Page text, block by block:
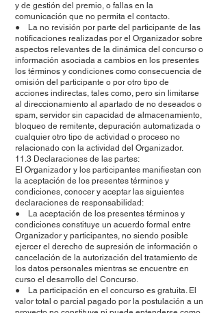
y de gestión del premio, o fallas en la
comunicación que no permita el contacto.
● La no revisión por parte del participante de las
notificaciones realizadas por el Organizador sobre
aspectos relevantes de la dinámica del concurso o
información asociada a cambios en los presentes
los términos y condiciones como consecuencia de
omisión del participante o por otro tipo de
acciones indirectas, tales como, pero sin limitarse
al direccionamiento al apartado de no deseados o
spam, servidor sin capacidad de almacenamiento,
bloqueo de remitente, depuración automatizada o
cualquier otro tipo de actividad o proceso no
relacionado con la actividad del Organizador.
11.3 Declaraciones de las partes:
El Organizador y los participantes manifiestan con
la aceptación de los presentes términos y
condiciones, conocer y aceptar las siguientes
declaraciones de responsabilidad:
● La aceptación de los presentes términos y
condiciones constituye un acuerdo formal entre
Organizador y participantes, no siendo posible
ejercer el derecho de supresión de información o
cancelación de la autorización del tratamiento de
los datos personales mientras se encuentre en
curso el desarrollo del Concurso.
● La participación en el concurso es gratuita. El
valor total o parcial pagado por la postulación a un